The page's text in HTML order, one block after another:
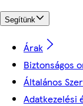
Segítünk
Árak
Biztonságos
Általános
Adatkezelési